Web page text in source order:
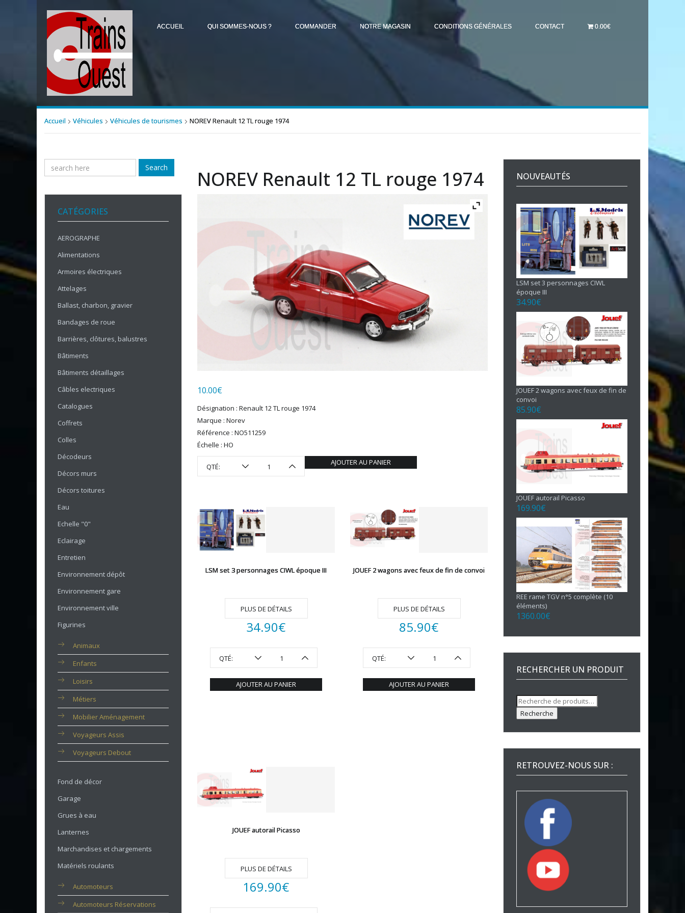
ACCUEIL QUI SOMMES-NOUS ? COMMANDER NOTRE MAGASIN CONDITIONS GÉNÉRALES CONTACT 0.00€
Accueil Véhicules Véhicules de tourismes NOREV Renault 12 TL rouge 1974
Search
CATÉGORIES
AEROGRAPHE
Alimentations
Armoires électriques
Attelages
Ballast, charbon, gravier
Bandages de roue
Barrières, clôtures, balustres
Bâtiments
Bâtiments détaillages
Câbles electriques
Catalogues
Coffrets
Colles
Décodeurs
Décors murs
Décors toitures
Eau
Echelle "0"
Eclairage
Entretien
Environnement dépôt
Environnement gare
Environnement ville
Figurines
Animaux
Enfants
Loisirs
Métiers
Mobilier Aménagement
Voyageurs Assis
Voyageurs Debout
Fond de décor
Garage
Grues à eau
Lanternes
Marchandises et chargements
Matériels roulants
Automoteurs
Automoteurs Réservations
NOREV Renault 12 TL rouge 1974
10.00€
Désignation : Renault 12 TL rouge 1974
Marque : Norev
Référence : NO511259
Échelle : HO
QTÉ: AJOUTER AU PANIER
LSM set 3 personnages CIWL époque III
PLUS DE DÉTAILS
34.90€
QTÉ:
AJOUTER AU PANIER
JOUEF 2 wagons avec feux de fin de convoi
PLUS DE DÉTAILS
85.90€
QTÉ:
AJOUTER AU PANIER
JOUEF autorail Picasso
PLUS DE DÉTAILS
169.90€
NOUVEAUTÉS
LSM set 3 personnages CIWL
époque III
34.90€
JOUEF 2 wagons avec feux de fin de
convoi
85.90€
JOUEF autorail Picasso
169.90€
REE rame TGV n°5 complète (10
éléments)
1360.00€
RECHERCHER UN PRODUIT
Recherche
pour :
Recherche
RETROUVEZ-NOUS SUR :